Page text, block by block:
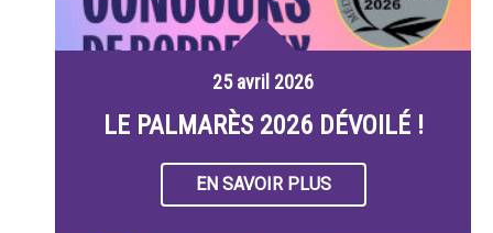
25 avril 2026
LE PALMARÈS 2026 DÉVOILÉ !
EN SAVOIR PLUS